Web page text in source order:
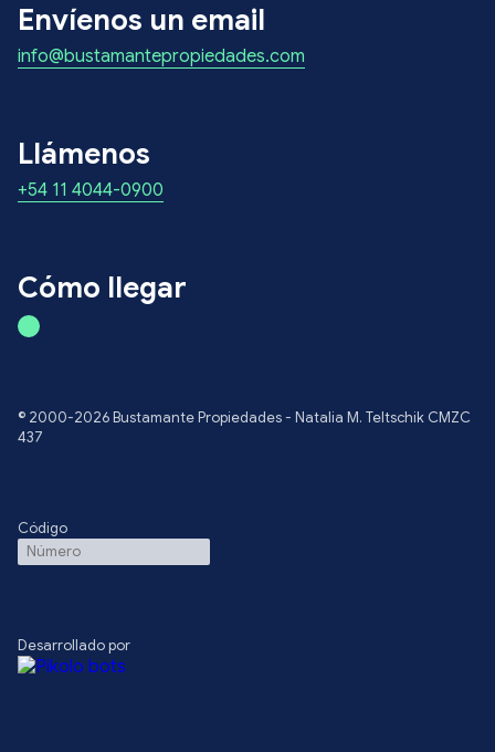
Envíenos un email
info@bustamantepropiedades.com
Llámenos
+54 11 4044-0900
Cómo llegar
© 2000-2026 Bustamante Propiedades - Natalia M. Teltschik CMZC
437
Código
Desarrollado por